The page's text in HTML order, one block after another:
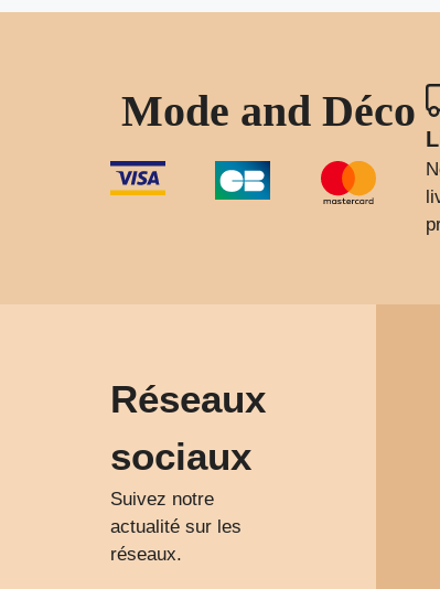
Mode and Déco
Réseaux
sociaux
Suivez notre
actualité sur les
réseaux.